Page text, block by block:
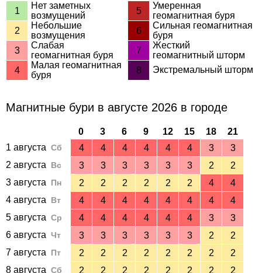
1
Нет заметных
возмущений
5
Умеренная
геомагнитная буря
2
Небольшие
возмущения
6
Сильная геомагнитная
буря
3
Слабая
геомагнитная буря
7
Жесткий
геомагнитный шторм
4
Малая геомагнитная
буря
8 Экстремальный шторм
Магнитные бури в августе 2026 в городе
0 3 6 9 12 15 18
21
1 августа Сб 4 4 4 4 4 4 3
3
2 августа
Вс 3 3 3 3 3 3 2
2
3 августа
Пн 2 2 2 2 2 2 4
4
4 августа
Вт 4 4 4 4 4 4 4
4
5 августа Ср 4 4 4 4 4 4 3
3
6 августа Чт 3 3 3 3 3 3 2
2
7 августа
Пт 2 2 2 2 2 2 2
2
8 августа Сб 2 2 2 2 2 2 2
2